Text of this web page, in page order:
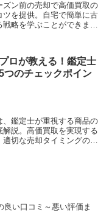
ン前の売却で高価買取の
を提供。自宅で簡単に古
略を学ぶことができま
ロが教える！鑑定士
つのチェックポイン
鑑定士が重視する商品の
説。高価買取を実現する
切な売却タイミングの見
良い口コミ～悪い評価ま